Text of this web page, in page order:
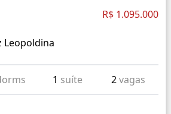
R$ 1.095.000
Leopoldina
1 suíte 2vagas